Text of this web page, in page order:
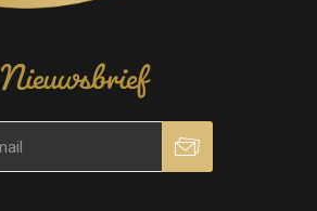
Nieuwsbrief